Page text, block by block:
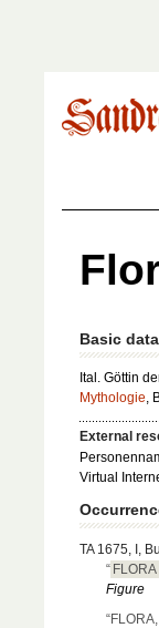
Basic data
Ital. Göttin
Mythologie,
External
Virtual
TA 1675, I,
“ FLORA
Figure
“FLORA,